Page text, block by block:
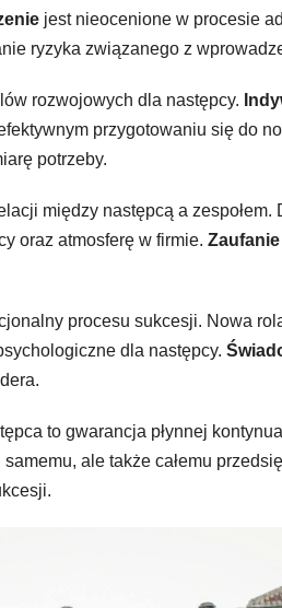
jest nieocenione w procesie
ryzyka związanego z
rozwojowych dla następcy.
przygotowaniu się do
potrzeby.
między następcą a
oraz atmosferę w firmie.
procesu sukcesji. Nowa
dla następcy.
to gwarancja płynnej
ale także całemu